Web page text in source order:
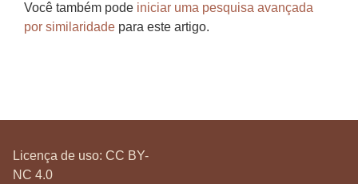
Você também pode iniciar uma pesquisa avançada
por similaridade para este artigo.
Licença de uso: CC BY-
NC 4.0